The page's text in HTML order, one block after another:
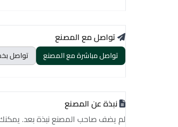
تواصل مع المصنع
تواصل مباشرة مع المصنع تواصل
نبذة عن المصنع
لم يضف صاحب المصنع نبذة بعد. يمكنك